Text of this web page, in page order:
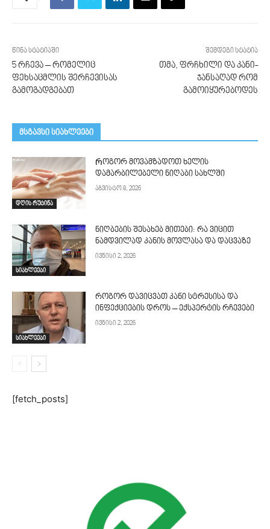
წინა სტატიაში
5 რჩევა – რომელიც
ფეხსაცმლის შერჩევისას
გამოგადგებათ
შემდეგი სტატია
თმა, ფრჩხილი და კანი-
ჯანსაღად რომ
გამოიყურებოდეს
მსგავსი სიახლეები
დღის რუტინა
Როგორ მოვამზადოთ ხელის
დამარბილებელი ნიღაბი სახლში
აგვისტო 8, 2026
სიახლეები
ნიღბების შესახებ მითები: რა ვიცით
ნამდვილად კანის მოვლასა და დაცვაზე
ივნისი 2, 2026
სიახლეები
როგორ დავიცვათ კანი სტრესისა და
ინფექციების დროს – ექსპერტის რჩევები
ივნისი 2, 2026
[fetch_posts]